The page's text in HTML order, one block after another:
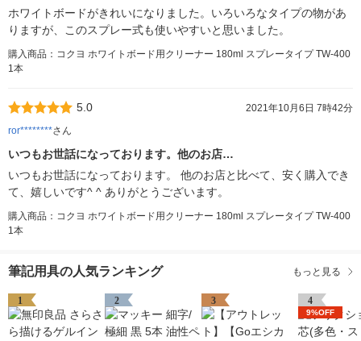
ホワイトボードがきれいになりました。いろいろなタイプの物があ
りますが、このスプレー式も使いやすいと思いました。
購入商品：コクヨ ホワイトボード用クリーナー 180ml スプレータイプ TW-400
1本
5.0
2021年10月6日 7時42分
ror********さん
いつもお世話になっております。他のお店…
いつもお世話になっております。 他のお店と比べて、安く購入でき
て、嬉しいです^ ^ ありがとうございます。
購入商品：コクヨ ホワイトボード用クリーナー 180ml スプレータイプ TW-400
1本
筆記用具の人気ランキング もっと見る
1 2 3 4
9%OFF